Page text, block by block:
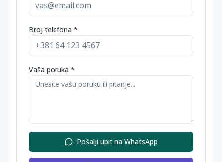
Broj telefona *
Vaša poruka *
Pošalji upit na WhatsApp